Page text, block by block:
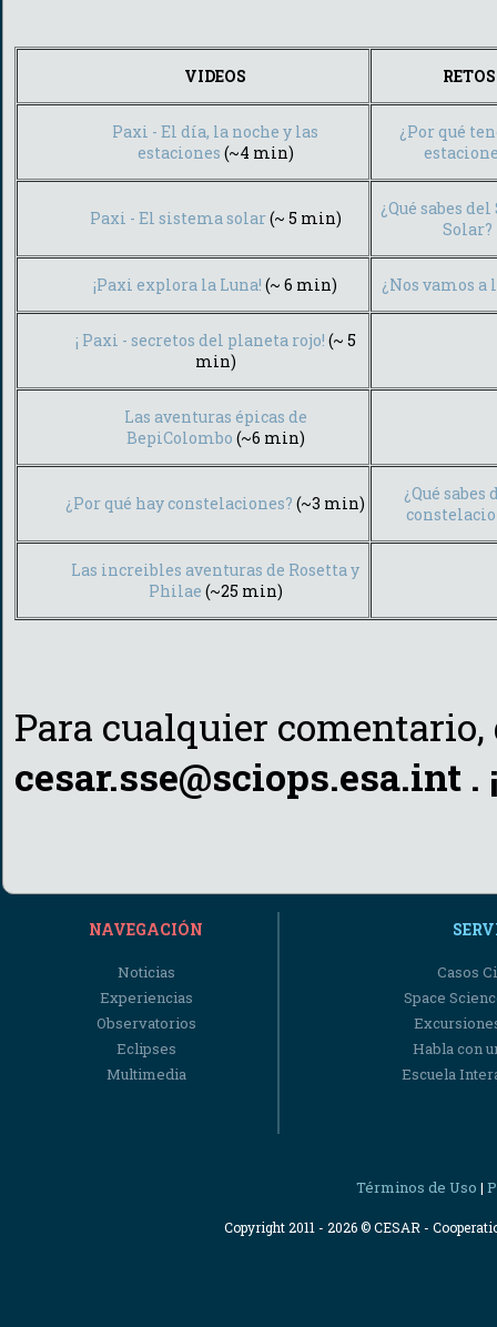
VIDEOS RETOS
Paxi - El día, la noche y las
estaciones (~4 min)
¿Por qué
Paxi - El sistema solar(~ 5 min)
¿Qué sabes
Solar?
¡Paxi explora la Luna! (~ 6 min) ¿Nos vamos a
¡ Paxi - secretos del planeta rojo! (~ 5
min)
Las aventuras épicas de
BepiColombo (~6 min)
¿Por qué hay constelaciones? (~3 min)
¿Qué sabes
Las increibles aventuras de Rosetta y
Philae (~25 min)
Para cualquier
cesar.sse@sciops.esa.int .
NAVEGACIÓN
Noticias
Experiencias
Observatorios
Eclipses
Multimedia
Casos
Space
Habla con
Escuela
Términos de Uso |
Copyright 2011 - 2026 © CESAR -